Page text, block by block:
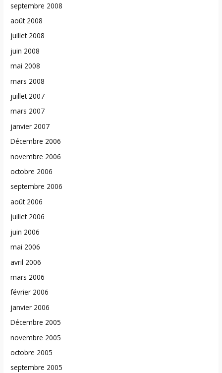
septembre 2008
août 2008
juillet 2008
juin 2008
mai 2008
mars 2008
juillet 2007
mars 2007
janvier 2007
Décembre 2006
novembre 2006
octobre 2006
septembre 2006
août 2006
juillet 2006
juin 2006
mai 2006
avril 2006
mars 2006
février 2006
janvier 2006
Décembre 2005
novembre 2005
octobre 2005
septembre 2005